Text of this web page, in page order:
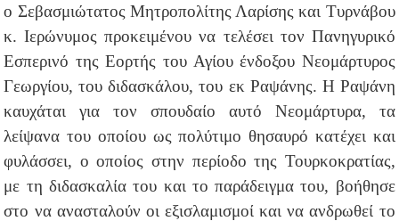
ο Σεβασμιώτατος Μητροπολίτης Λαρίσης και Τυρνάβου
κ. Ιερώνυμος προκειμένου να τελέσει τον Πανηγυρικό
Εσπερινό της Εορτής του Αγίου ένδοξου Νεομάρτυρος
Γεωργίου, του διδασκάλου, του εκ Ραψάνης. Η Ραψάνη
καυχάται για τον σπουδαίο αυτό Νεομάρτυρα, τα
λείψανα του οποίου ως πολύτιμο θησαυρό κατέχει και
φυλάσσει, ο οποίος στην περίοδο της Τουρκοκρατίας,
με τη διδασκαλία του και το παράδειγμα του, βοήθησε
στο να ανασταλούν οι εξισλαμισμοί και να ανδρωθεί το